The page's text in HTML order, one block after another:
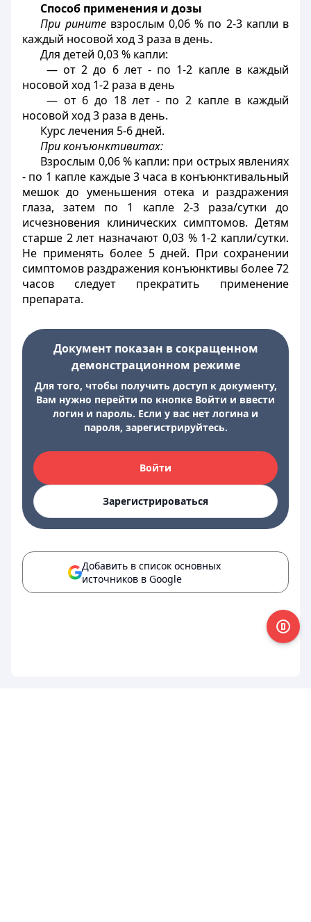
Способ применения и дозы
При ринитевзрослым 0,06 % по 2-3 капли в
каждый носовой ход 3 раза в день.
Для детей 0,03 % капли:
— от 2 до 6 лет - по 1-2 капле в каждый
носовой ход 1-2 раза в день
— от 6 до 18 лет - по 2 капле в каждый
носовой ход 3 раза в день.
Курс лечения 5-6 дней.
При конъюнктивитах:
Взрослым 0,06 % капли: при острых явлениях
- по 1 капле каждые 3 часа в конъюнктивальный
мешок до уменьшения отека и раздражения
глаза, затем по 1 капле 2-3 раза/сутки до
исчезновения клинических симптомов. Детям
старше 2 лет назначают 0,03 % 1-2 капли/сутки.
Не применять более 5 дней. При сохранении
симптомов раздражения конъюнктивы более 72
часов следует прекратить применение
препарата.
Документ показан в сокращенном
демонстрационном режиме
Для того, чтобы получить доступ к документу,
Вам нужно перейти по кнопке Войти и ввести
логин и пароль. Если у вас нет логина и
пароля, зарегистрируйтесь.
Войти
Зарегистрироваться
Добавить в список основных
источников в Google